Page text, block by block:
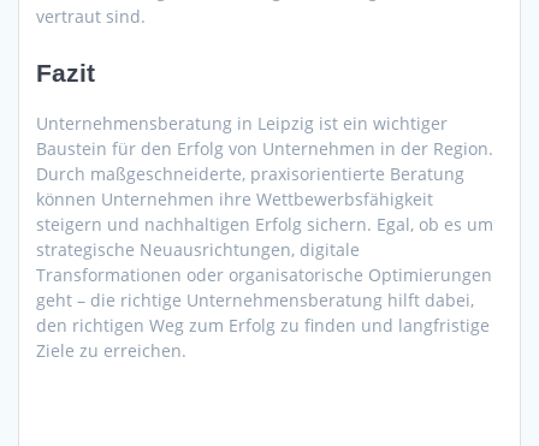
vertraut sind.
Fazit
Unternehmensberatung in Leipzig ist ein wichtiger
Baustein für den Erfolg von Unternehmen in der Region.
Durch maßgeschneiderte, praxisorientierte Beratung
können Unternehmen ihre Wettbewerbsfähigkeit
steigern und nachhaltigen Erfolg sichern. Egal, ob es um
strategische Neuausrichtungen, digitale
Transformationen oder organisatorische Optimierungen
geht – die richtige Unternehmensberatung hilft dabei,
den richtigen Weg zum Erfolg zu finden und langfristige
Ziele zu erreichen.